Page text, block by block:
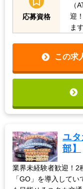
応募資格
（
迎
ま
この求
ユタ
部】
業界未経験者歓迎！2
「GO」を導入して